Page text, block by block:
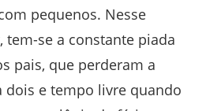
pequenos. Nesse
, tem-se a constante piada
pais, que perderam a
dois e tempo livre quando